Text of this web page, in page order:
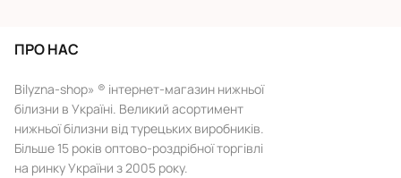
ПРО НАС
Bilyzna-shop» ® інтернет-магазин нижньої
білизни в Україні. Великий асортимент
нижньої білизни від турецьких виробників.
Більше 15 років оптово-роздрібної торгівлі
на ринку України з 2005 року.